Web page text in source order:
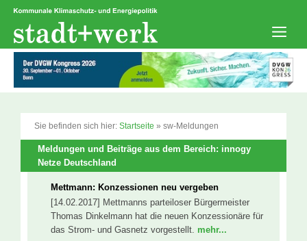
Zum
springen
Sie befinden sich hier: Startseite » sw-Meldungen
Meldungen und Beiträge aus dem Bereich: innogy
Netze Deutschland
Mettmann: Konzessionen neu vergeben
[14.02.2017] Mettmanns parteiloser Bürgermeister
Thomas Dinkelmann hat die neuen Konzessionäre für
das Strom- und Gasnetz vorgestellt. mehr...